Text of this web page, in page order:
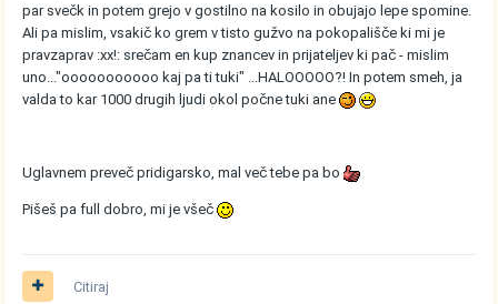
par svečk in potem grejo v gostilno na kosilo in obujajo lepe spomine.
Ali pa mislim, vsakič ko grem v tisto gužvo na pokopališče ki mi je
pravzaprav :xx!: srečam en kup znancev in prijateljev ki pač - mislim
uno..."ooooooooooo kaj pa ti tuki" ...HALOOOOO?! In potem smeh, ja
valda to kar 1000 drugih ljudi okol počne tuki ane
Uglavnem preveč pridigarsko, mal več tebe pa bo
Pišeš pa full dobro, mi je všeč
Citiraj